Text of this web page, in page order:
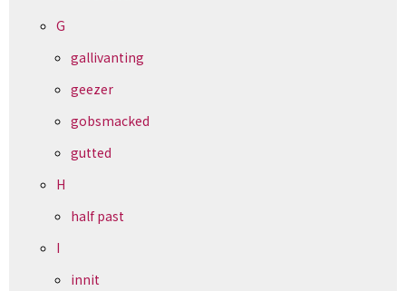
G
gallivanting
geezer
gobsmacked
gutted
H
half past
I
innit